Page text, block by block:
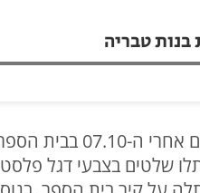
טבריה
: 517 ימים